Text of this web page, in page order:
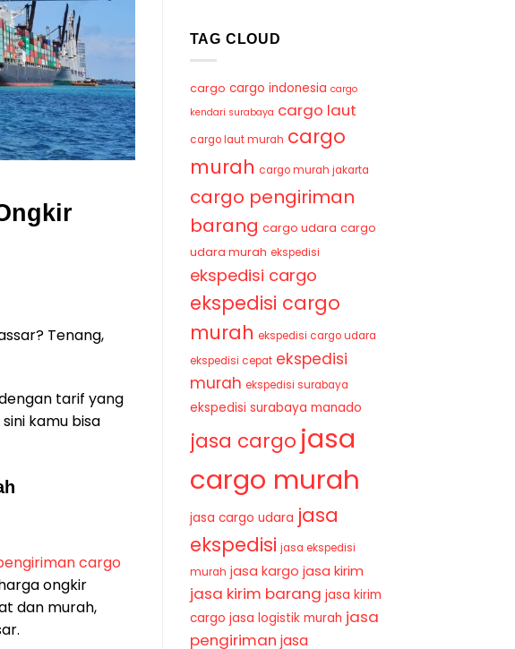
Tenang,
tarif yang
kamu bisa
cargo
ongkir
dan murah,
TAG CLOUD
cargo cargo indonesia cargo
kendari surabaya cargo laut
cargo laut murah cargo
murah cargo murah jakarta
cargo pengiriman
barang cargo udara cargo
udara murah ekspedisi
ekspedisi cargo
ekspedisi cargo
murah ekspedisi cargo udara
ekspedisi cepat ekspedisi
murah ekspedisi surabaya
ekspedisi surabaya manado
jasa cargo jasa
cargo murah
jasa cargo udara jasa
ekspedisi jasa ekspedisi
murah jasa kargo jasa kirim
jasa kirim barang jasa kirim
cargo jasa logistik murah jasa
pengiriman jasa